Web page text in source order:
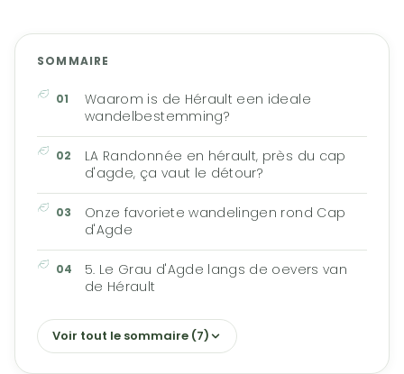
SOMMAIRE
Waarom is de Hérault een ideale
wandelbestemming?
LA Randonnée en hérault, près du cap
d'agde, ça vaut le détour?
Onze favoriete wandelingen rond Cap
d'Agde
5. Le Grau d'Agde langs de oevers van
de Hérault
Voir tout le sommaire (7)